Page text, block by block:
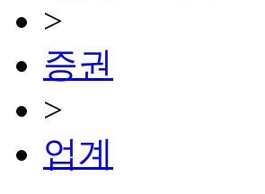
>
증권
>
업계